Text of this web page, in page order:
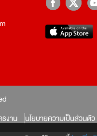
งาน นโยบายความเป็นส่วนตัว